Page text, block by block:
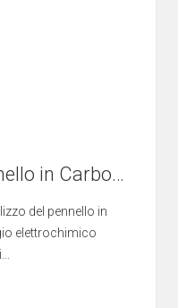
Decapaggio con pennello in Carbonio: risultati e depositi
del pennello in
elettrochimico